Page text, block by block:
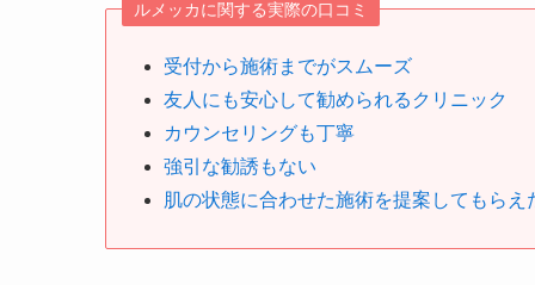
ルメッカに関する実際の口コミ
受付から施術までがスムーズ
友人にも安心して勧められるクリニック
カウンセリングも丁寧
強引な勧誘もない
肌の状態に合わせた施術を提案してもらえ